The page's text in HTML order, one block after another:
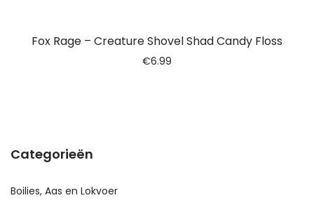
Fox Rage – Creature Shovel Shad Candy Floss
€6.99
Categorieën
Boilies, Aas en Lokvoer